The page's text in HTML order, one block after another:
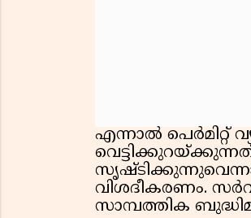
എന്നാൽ
വിശദീകരണം.
സാമ്പത്തിക